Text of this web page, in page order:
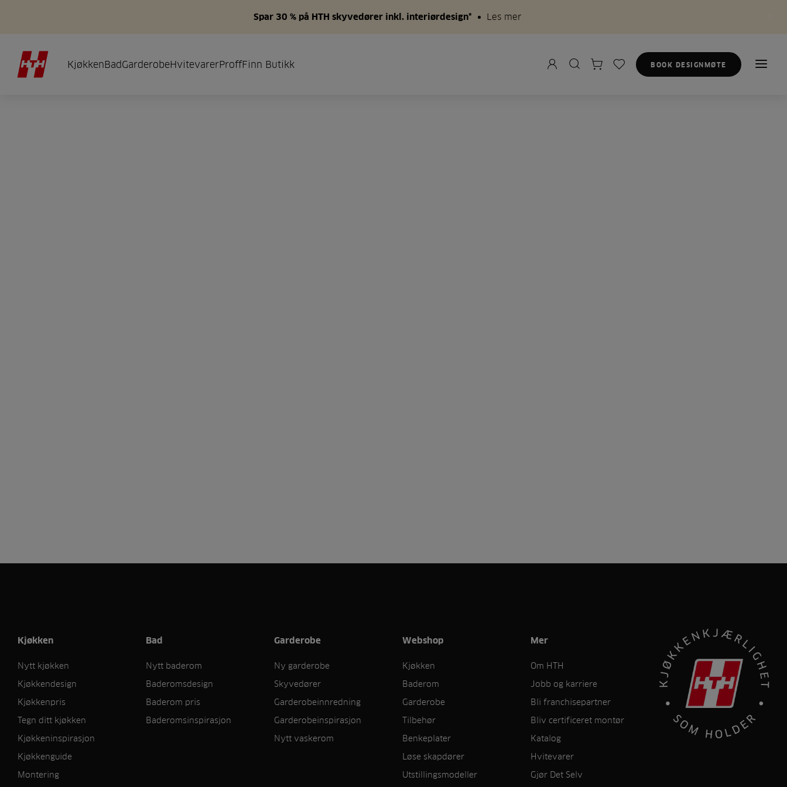
Spar 30 % på HTH skyvedører inkl. interiørdesign* Les mer
KjøkkenBadGarderobeHvitevarerProffFinn Butikk BOOK DESIGNMØTE
Kjøkken
Nytt kjøkken
Kjøkkendesign
Kjøkkenpris
Tegn ditt kjøkken
Kjøkkeninspirasjon
Kjøkkenguide
Montering
Bad
Nytt baderom
Baderomsdesign
Baderom pris
Baderomsinspirasjon
Garderobe
Ny garderobe
Skyvedører
Garderobeinnredning
Garderobeinspirasjon
Nytt vaskerom
Webshop
Kjøkken
Baderom
Garderobe
Tilbehør
Benkeplater
Løse skapdører
Utstillingsmodeller
Mer
Om HTH
Jobb og karriere
Bli franchisepartner
Bliv certificeret montør
Katalog
Hvitevarer
Gjør Det Selv